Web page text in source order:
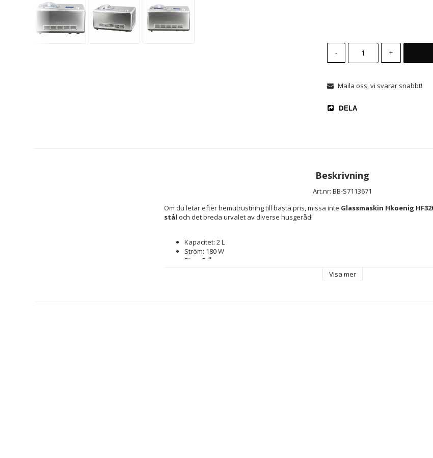
- +
Maila oss, vi svarar snabbt!
DELA
Beskrivning
Art.nr: BB-S7113671
Om du letar efter hemutrustning till basta pris, missa inte Glassmaskin Hkoenig
stål och det breda urvalet av diverse husgeråd!
Kapacitet: 2 L
Ström: 180 W
Färg: Grå
Visa mer